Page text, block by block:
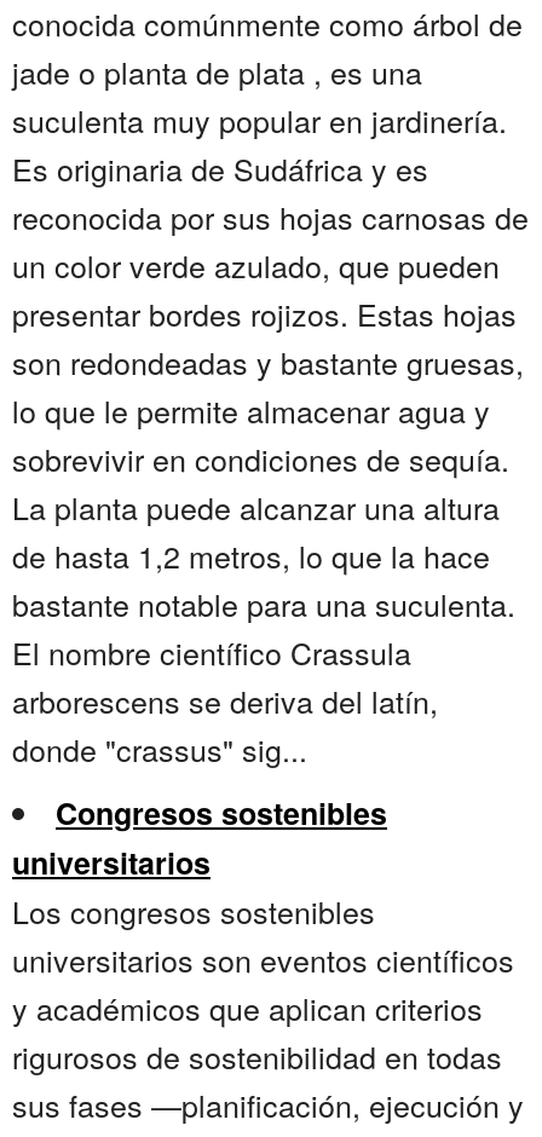
conocida comúnmente como árbol de
jade o planta de plata , es una
suculenta muy popular en jardinería.
Es originaria de Sudáfrica y es
reconocida por sus hojas carnosas de
un color verde azulado, que pueden
presentar bordes rojizos. Estas hojas
son redondeadas y bastante gruesas,
lo que le permite almacenar agua y
sobrevivir en condiciones de sequía.
La planta puede alcanzar una altura
de hasta 1,2 metros, lo que la hace
bastante notable para una suculenta.
El nombre científico Crassula
arborescens se deriva del latín,
donde "crassus" sig...
Congresos sostenibles
universitarios
Los congresos sostenibles
universitarios son eventos científicos
y académicos que aplican criterios
rigurosos de sostenibilidad en todas
sus fases —planificación, ejecución y